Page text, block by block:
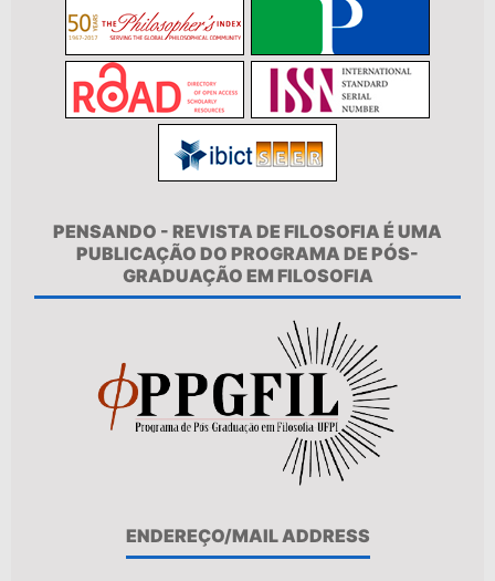
PENSANDO - REVISTA DE FILOSOFIA É UMA
PUBLICAÇÃO DO PROGRAMA DE PÓS-
GRADUAÇÃO EM FILOSOFIA
ENDEREÇO/MAIL ADDRESS